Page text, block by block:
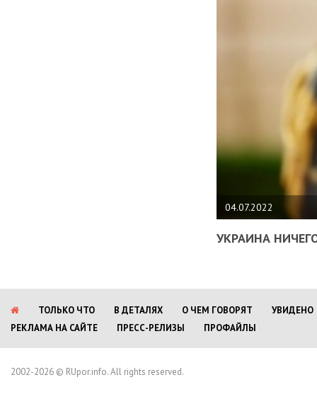
04.07.2022
УКРАИНА
ТОЛЬКО ЧТО В ДЕТАЛЯХ О ЧЕМ ГОВОРЯТ
УВИДЕНО
РЕКЛАМА НА САЙТЕ
ПРЕСС-РЕЛИЗЫ ПРОФАЙЛЫ
2002-2026 © RUpor.info. All rights reserved.